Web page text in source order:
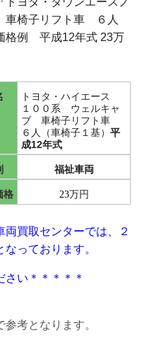
椅子リフト車 ６人
格例 平成12年式 23万
トヨタ・ハイエース
１００系 ウェルキャ
ブ 車椅子リフト車
６人（車椅子１基）平
成12年式
福祉車両
格 23万円
両買取センターでは、２
っております。
さい＊＊＊＊＊
考となります。